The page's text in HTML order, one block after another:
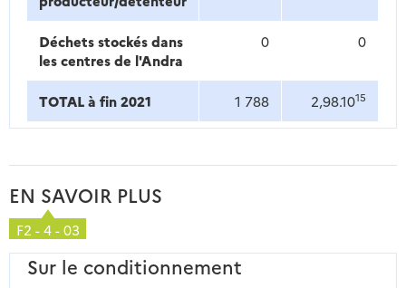
Déchets stockés dans
les centres de l'Andra
0 0
TOTAL à fin 2021 1 788 2,98.1015
EN SAVOIR PLUS
F2 - 4 - 03
Sur le conditionnement